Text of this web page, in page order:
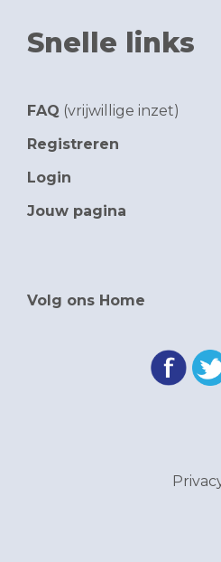
Snelle links
FAQ (vrijwillige inzet)
Registreren
Login
Jouw pagina
Volg ons Home